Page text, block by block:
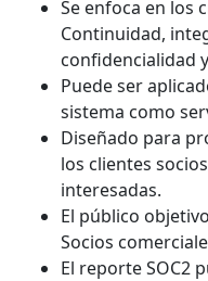
Se enfoca en los
Continuidad,
confidencialidad
Puede ser
sistema como
Diseñado para
los clientes
interesadas.
El público
Socios
El reporte SOC2